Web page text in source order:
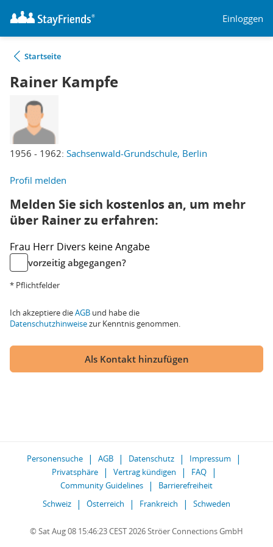
Einloggen
Startseite
Rainer Kampfe
1956 - 1962: Sachsenwald-Grundschule, Berlin
Profil melden
Melden Sie sich kostenlos an, um mehr
über Rainer zu erfahren:
Frau Herr Divers keine Angabe
vorzeitig abgegangen?
* Pflichtfelder
Ich akzeptiere dieAGB und habe die
Datenschutzhinweisezur Kenntnis genommen.
Als Kontakt hinzufügen
Personensuche AGB Datenschutz
Impressum
Privatsphäre
Vertrag kündigen
FAQ
Community Guidelines
Barrierefreiheit
Schweiz
Österreich Frankreich Schweden
© Sat Aug 08 15:46:23 CEST 2026 Ströer Connections GmbH